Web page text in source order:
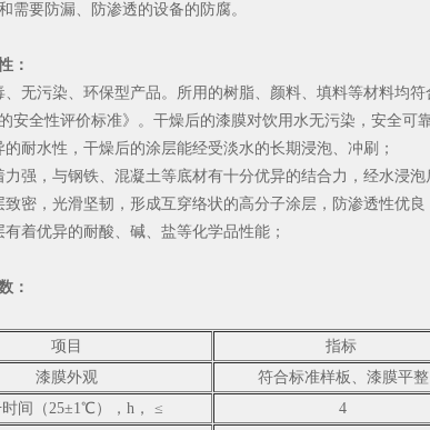
需要防漏、防渗透的设备的防腐。
：
污染、环保型产品。所用的树脂、颜料、填料等材料均符
安全性评价标准》。干燥后的漆膜对饮用水无污染，安全可靠
水性，干燥后的涂层能经受淡水的长期浸泡、冲刷；
，与钢铁、混凝土等底材有十分优异的结合力，经水浸泡
，光滑坚韧，形成互穿络状的高分子涂层，防渗透性优良
优异的耐酸、碱、盐等化学品性能；
：
项目
指标
漆膜外观
符合标准样板、漆膜平整
间（25±1℃），h， ≤
4